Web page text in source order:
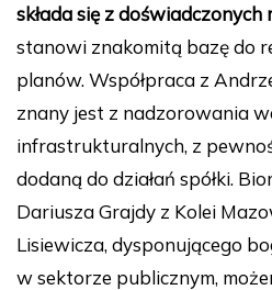
składa się z doświadczonych
stanowi znakomitą bazę do
planów. Współpraca z
znany jest z nadzorowania
infrastrukturalnych, z
dodaną do działań spółki.
Dariusza Grajdy z Kolei
Lisiewicza, dysponującego
w sektorze publicznym,